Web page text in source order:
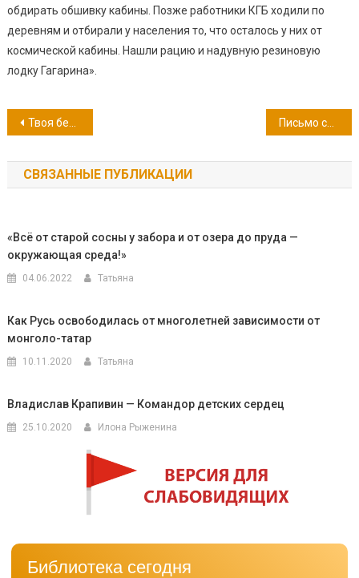
обдирать обшивку кабины. Позже работники КГБ ходили по
деревням и отбирали у населения то, что осталось у них от
космической кабины. Нашли рацию и надувную резиновую
лодку Гагарина».
Навигация
по
записям
Твоя безопасность. Антитеррор Письмо солдату
СВЯЗАННЫЕ ПУБЛИКАЦИИ
«Всё от старой сосны у забора и от озера до пруда —
окружающая среда!»
04.06.2022 Татьяна
Как Русь освободилась от многолетней зависимости от
монголо-татар
10.11.2020 Татьяна
Владислав Крапивин — Командор детских сердец
25.10.2020 Илона Рыженина
Библиотека сегодня